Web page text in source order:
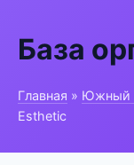
База
Главная » Южный
Esthetic